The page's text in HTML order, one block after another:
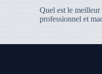
Quel est le
professionnel et